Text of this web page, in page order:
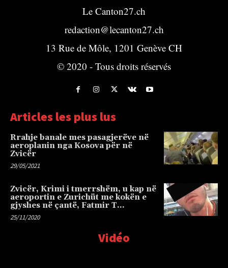
Le Canton27.ch
redaction@lecanton27.ch
13 Rue de Môle, 1201 Genève CH
© 2020 - Tous droits réservés
Articles les plus lus
Rrahje banale mes pasagjerëve në
aeroplanin nga Kosova për në
Zvicër
29/05/2021
Zvicër, Krimi i tmerrshëm, u kap në
aeroportin e Zurichüt me kokën e
gjyshes në çantë, Fatmir T…
25/11/2020
Vidéo